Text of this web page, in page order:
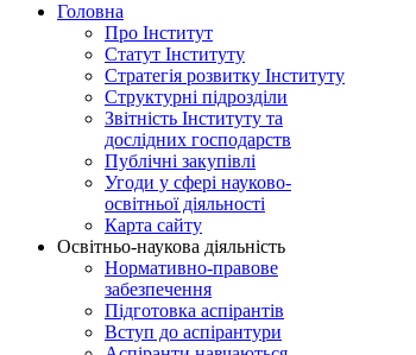
Головна
Про Інститут
Статут Інституту
Стратегія розвитку Інституту
Структурні підрозділи
Звітність Інституту та
дослідних господарств
Публічні закупівлі
Угоди у сфері науково-
освітньої діяльності
Карта сайту
Освітньо-наукова діяльність
Нормативно-правове
забезпечення
Підготовка аспірантів
Вступ до аспірантури